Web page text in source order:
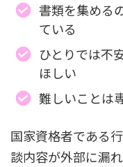
書類を集める
ている
ひとりでは不
ほしい
難しいことは
国家資格者である
談内容が外部に漏